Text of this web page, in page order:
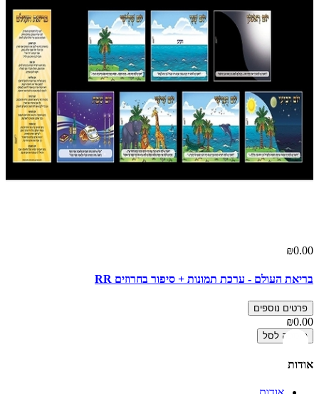
₪0.00
בריאת העולם - ערכת תמונות + סיפור בחרוזים RR
פרטים נוספים
₪0.00
הוספה לסל
אודות